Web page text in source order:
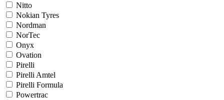
Nitto
Nokian Tyres
Nordman
NorTec
Onyx
Ovation
Pirelli
Pirelli Amtel
Pirelli Formula
Powertrac